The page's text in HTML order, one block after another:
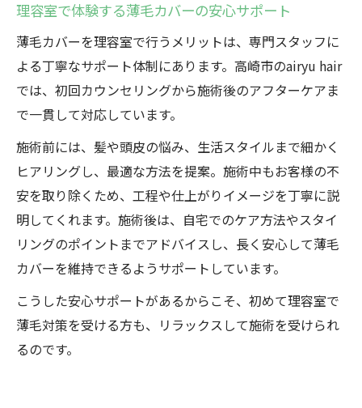
理容室で体験する薄毛カバーの安心サポート
薄毛カバーを理容室で行うメリットは、専門スタッフに
よる丁寧なサポート体制にあります。高崎市のairyu hair
では、初回カウンセリングから施術後のアフターケアま
で一貫して対応しています。
施術前には、髪や頭皮の悩み、生活スタイルまで細かく
ヒアリングし、最適な方法を提案。施術中もお客様の不
安を取り除くため、工程や仕上がりイメージを丁寧に説
明してくれます。施術後は、自宅でのケア方法やスタイ
リングのポイントまでアドバイスし、長く安心して薄毛
カバーを維持できるようサポートしています。
こうした安心サポートがあるからこそ、初めて理容室で
薄毛対策を受ける方も、リラックスして施術を受けられ
るのです。